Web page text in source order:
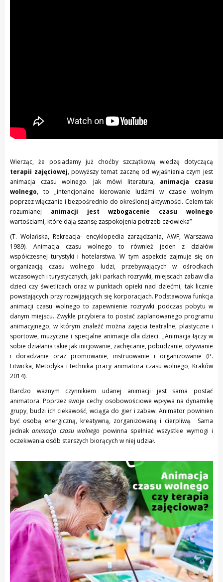
Wierząc, że posiadamy już choćby szczątkową wiedzę dotyczącą
terapii zajęciowej, powyższy temat zacznę od wyjaśnienia czym jest
animacja czasu wolnego. Jak mówi literatura, animacja czasu
wolnego, to „intencjonalne kierowanie ludźmi w czasie wolnym
poprzez włączanie i bezpośrednio do określonej aktywności. Celem tak
rozumianej animacji jest wzbogacenie czasu wolnego
wartościami, które dają szansę zaspokojenia potrzeb człowieka”
(T. Wolańska, Rekreacja- encyklopedia zarządzania, AWF, Warszawa
1989). Animacja czasu wolnego to również jeden z działów
współczesnej turystyki i hotelarstwa. W tym aspekcie zajmuje się on
organizacją czasu wolnego ludzi, przebywających w ośrodkach
wczasowych i turystycznych, jak i parkach rozrywki, miejscach zabaw dla
dzieci czy świetlicach oraz w punktach opieki nad dziećmi, tak licznie
powstających przy rozwijających się korporacjach. Podstawowa funkcja
animacji czasu wolnego to zapewnienie rozrywki podczas pobytu w
danym miejscu. Zwykle przybiera to postać zaplanowanego programu
animacyjnego, w którym znaleźć można zajęcia teatralne, plastyczne i
sportowe, muzyczne i specjalne animacje dla dzieci. „Animacja łączy w
sobie działania takie jak inicjowanie, zachęcanie, pobudzanie, ożywianie
i doradzanie oraz promowanie, instruowanie i organizowanie (P.
Litwicka, Metodyka i technika pracy animatora czasu wolnego, Kraków
2014).
Bardzo ważnym czynnikiem udanej animacji jest sama postać
animatora. Poprzez swoje cechy osobowościowe wpływa na dynamikę
grupy, budzi ich ciekawość, wciąga do gier i zabaw. Animator powinien
być osobą energiczną, kreatywną, zorganizowaną i cierpliwą. Sama
jednakanimacja czasu wolnego powinna spełniać wszystkie wymogi i
oczekiwania osób starszych biorących w niej udział.